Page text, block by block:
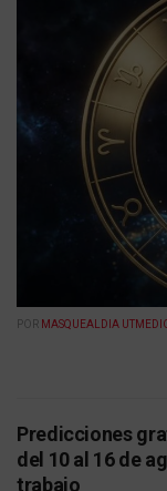
POR MASQUEALDIA
Predicciones
del 10 al 16 de
trabajo